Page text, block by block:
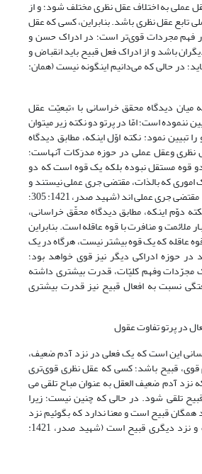
عملى به اختلاف عقل نظرى مختلف شود؛ و از
تابع عقل نظرى باشد. بنابراین، کسى که عقل
فهم مجردات قوی‌تر است؛ در ادراک حسن و
باشد و از ادراک فعل قبیح باید انقباض و
در حالى که مى‌‌دانیم این­گونه نیست (همان:
دیدگاه محقق خراسانی با «تبعیّت عقل
ننموده است؛ امّا در پرتو دو نکته زیر می­توان
تبیین نمود: نکته اوّل اینکه، مطابق دیدگاه
وعقل عملی در حوزه مدرَکات آنهاست؛
قوه مستقل نبوده بلکه یک قوه است که دو
اموری که بالذات، مقتضی جری عملی نیستند و
ادراک اموری که بالذات، مقتضی جری عملی اند (شهید صدر، 1421: 305؛
1433، 1: 396). نکته دوّم اینکه، مطابق دیدگاه محقّق خراسانی،
ملائمت و منافرت با قوه عاقله است. بنابراین
عاقله که یک قوه بیشتر نیست، هرگاه در یک
در حوزه ادراکی دیگر نیز قوی خواهد بود؛
مجرّدات وفهم کلیّات، قدرت بیشتری داشته
نسبت به افعال قبیح نیز قدرت بیشتری
در پرتو تفاوت عقول
این است که یک فعلى در نزد آدم ضعیف،
قوی، قبیح باشد؛ کسى که عقل نظرى قوی‌ترى
نزد آدم ضعیف‌ العقل به عنوان مباح تلقى مى­‌
تلقى شود. در حالی که چنین نیست؛ زیرا
قبیح است و معنا ندارد که بگوئیم نزد
عقل یک نفر مباح است و نزد دیگرى قبیح است (شهید صدر، 1421: